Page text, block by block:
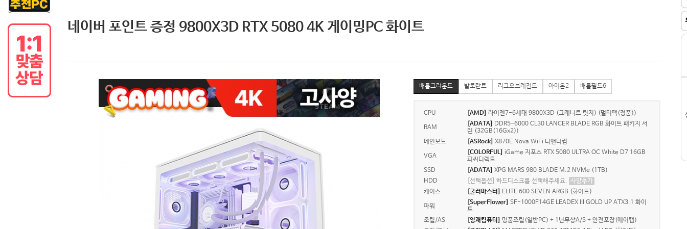
네이버 포인트 증정 9800X3D RTX 5080 4K 게이밍PC 화이트
배틀그라운드 발로란트 리그오브레전드 아이온2 배틀필드6
CPU [AMD] 라이젠7-6세대 9800X3D (그래니트 릿지) (멀티팩(정품))
RAM
[ADATA]
DDR5-6000 CL30 LANCER BLADE RGB 화이트 패키지 서
린 (32GB(16Gx2))
메인보드
[ASRock] X870E Nova WiFi 디앤디컴
VGA
[COLORFUL] iGame 지포스 RTX 5080 ULTRA OC White D7 16GB
피씨디렉트
SSD
[ADATA] XPG MARS 980 BLADE M.2 NVMe (1TB)
HDD
[선택옵션] 하드디스크를 선택해주세요. 사양추가
케이스
[쿨러마스터]
ELITE 600 SEVEN ARGB (화이트)
파워
[SuperFlower] SF-1000F14GE LEADEX III GOLD UP ATX3.1 화이
트
조립/AS
[영재컴퓨터]
명품조립(일반PC) + 1년무상A/S + 안전포장(에어캡)